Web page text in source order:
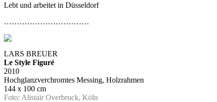
Lebt und arbeitet in Düsseldorf
……………………………
LARS BREUER
Le Style Figuré
2010
Hochglanzverchromtes Messing, Holzrahmen
144 x 100 cm
Foto: Alistair Overbruck, Köln